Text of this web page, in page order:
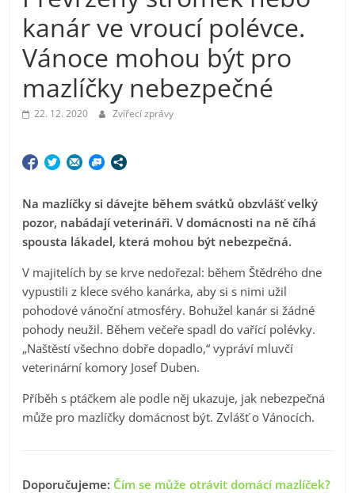
kanár ve vroucí polévce.
Vánoce mohou být pro
mazlíčky nebezpečné
22. 12. 2020 Zvířecí zprávy
Na mazlíčky si dávejte během svátků obzvlášť velký
pozor, nabádají veterináři. V domácnosti na ně číhá
spousta lákadel, která mohou být nebezpečná.
V majitelích by se krve nedořezal: během Štědrého dne
vypustili z klece svého kanárka, aby si s nimi užil
pohodové vánoční atmosféry. Bohužel kanár si žádné
pohody neužil. Během večeře spadl do vařící polévky.
„Naštěstí všechno dobře dopadlo,“ vypráví mluvčí
veterinární komory Josef Duben.
Příběh s ptáčkem ale podle něj ukazuje, jak nebezpečná
může pro mazlíčky domácnost být. Zvlášť o Vánocích.
Doporučujeme: Čím se může otrávit domácí mazlíček?